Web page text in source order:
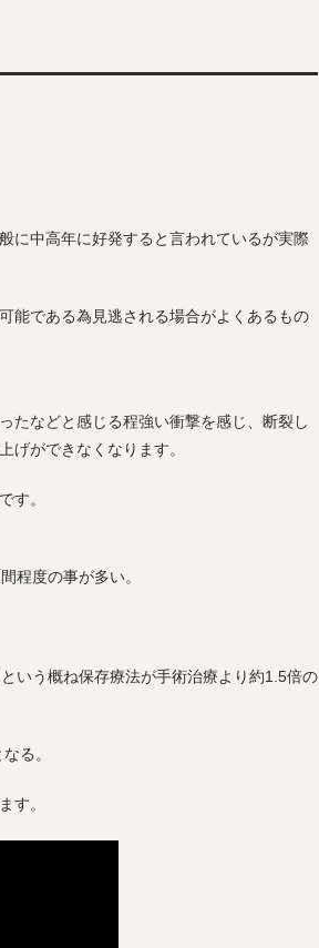
に中高年に好発すると言われているが実際
能である為見逃される場合がよくあるもの
たなどと感じる程強い衝撃を感じ、断裂し
げができなくなります。
す。
程度の事が多い。
いう概ね保存療法が手術治療より約1.5倍の
る。
す。